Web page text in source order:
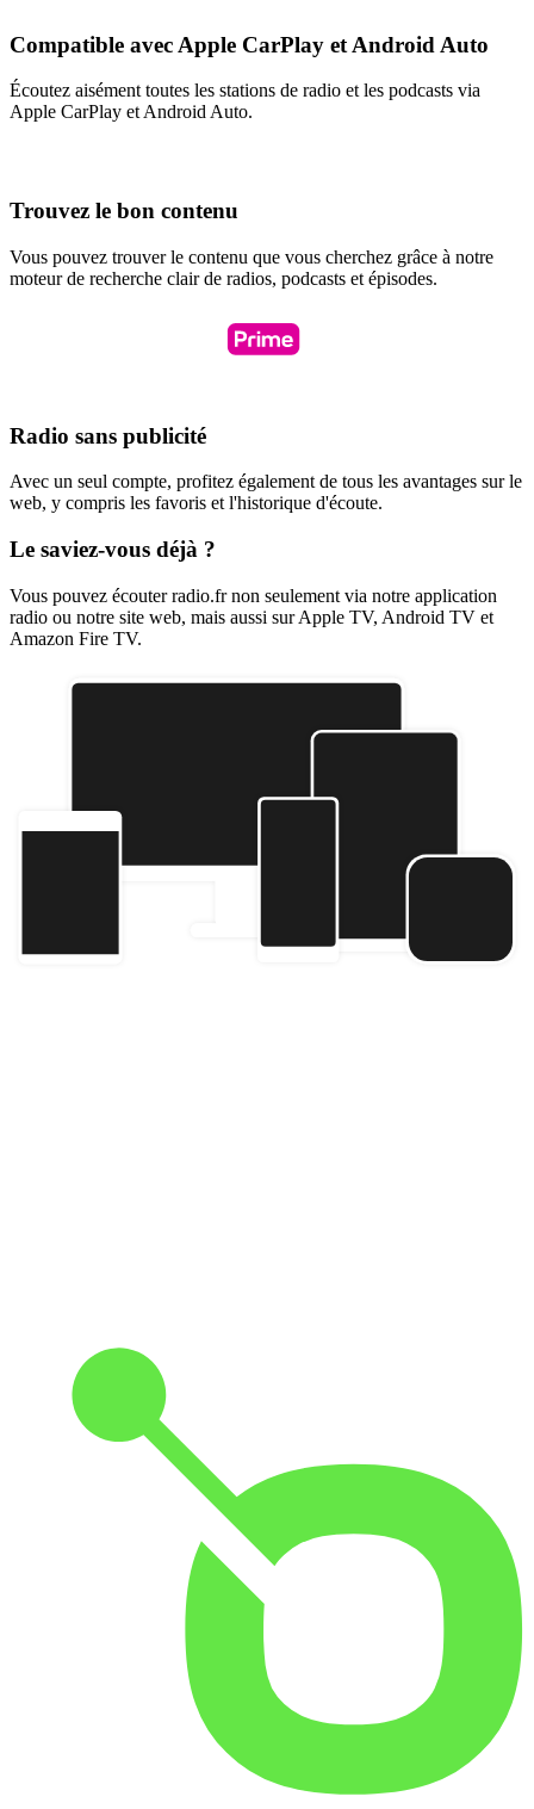
Compatible avec Apple CarPlay et Android Auto
Écoutez aisément toutes les stations de radio et les podcasts via
Apple CarPlay et Android Auto.
Trouvez le bon contenu
Vous pouvez trouver le contenu que vous cherchez grâce à notre
moteur de recherche clair de radios, podcasts et épisodes.
Radio sans publicité
Avec un seul compte, profitez également de tous les avantages sur le
web, y compris les favoris et l'historique d'écoute.
Le saviez-vous déjà ?
Vous pouvez écouter radio.fr non seulement via notre application
radio ou notre site web, mais aussi sur Apple TV, Android TV et
Amazon Fire TV.